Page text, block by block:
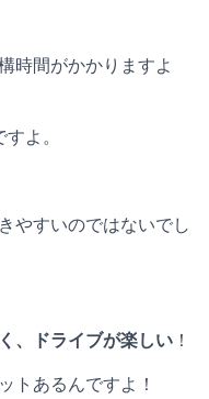
時間がかかりますよ
よ。
やすいのではないでし
、ドライブが楽しい ！
トあるんですよ！